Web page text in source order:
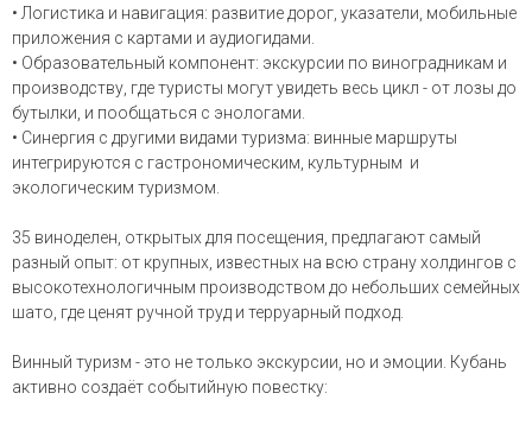
• Логистика и навигация: развитие дорог, указатели, мобильные
приложения с картами и аудиогидами.
• Образовательный компонент: экскурсии по виноградникам и
производству, где туристы могут увидеть весь цикл - от лозы до
бутылки, и пообщаться с энологами.
• Синергия с другими видами туризма: винные маршруты
интегрируются с гастрономическим, культурным и
экологическим туризмом.
35 виноделен, открытых для посещения, предлагают самый
разный опыт: от крупных, известных на всю страну холдингов с
высокотехнологичным производством до небольших семейных
шато, где ценят ручной труд и терруарный подход.
Винный туризм - это не только экскурсии, но и эмоции. Кубань
активно создаёт событийную повестку: